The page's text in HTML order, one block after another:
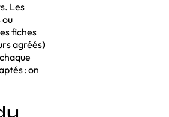
Les
ou
fiches
agréés)
: on